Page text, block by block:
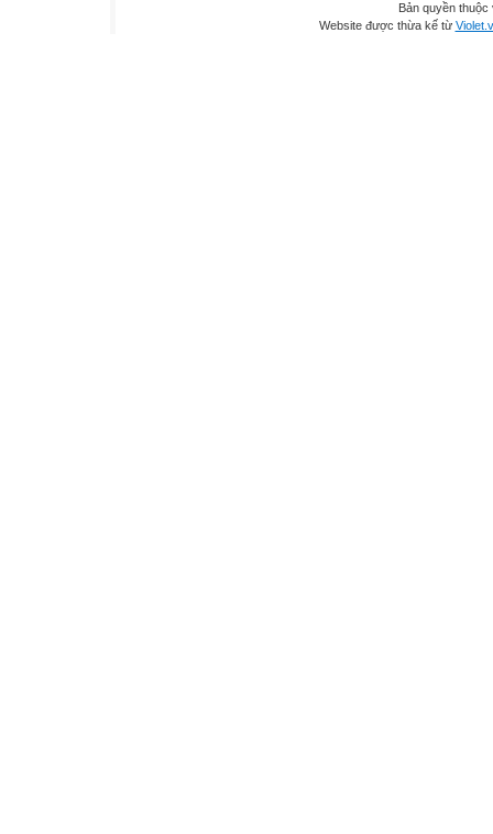
Bản quyền
Website được thừa kế từ